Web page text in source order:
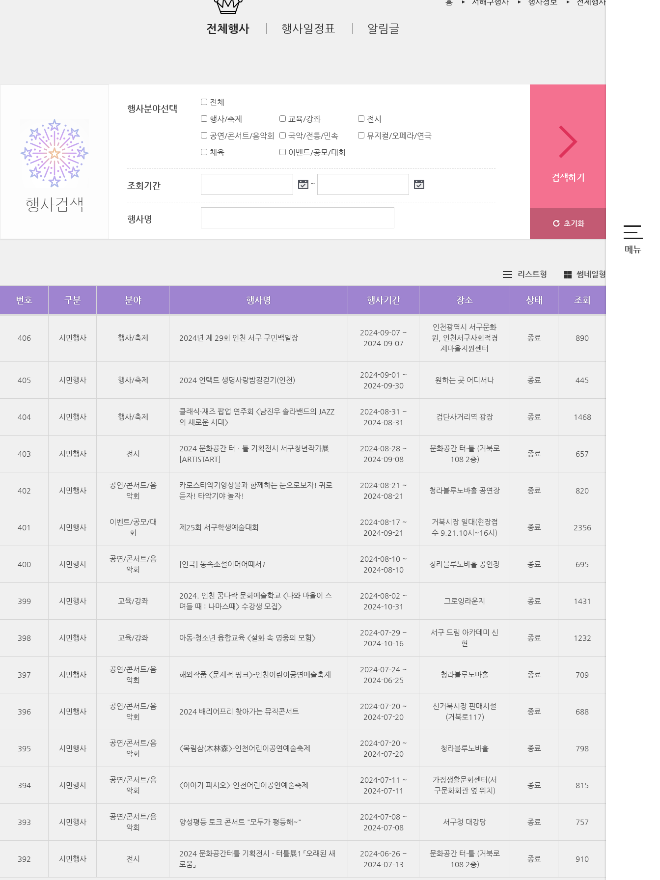
메뉴
전체행사 행사일정표 알림글
행사검색
행사분야선택
전체
행사/축제
교육/강좌
전시
공연/콘서트/음악회
국악/전통/민속
뮤지컬/오페라/연극
체육
이벤트/공모/대회
조회기간 ~
행사명 초기화
리스트형 썸네일형
번호 구분 분야 행사명 행사기간 장소 상태 조회
406 시민행사 행사/축제 2024년 제 29회 인천 서구 구민백일장
2024-09-07 ~
2024-09-07
인천광역시 서구문화
원, 인천서구사회적경
제마을지원센터
종료 890
405 시민행사 행사/축제 2024 언택트 생명사랑밤길걷기(인천)
2024-09-01 ~
2024-09-30
원하는 곳 어디서나 종료 445
404 시민행사 행사/축제
클래식·재즈 팝업 연주회 <남진우 솔라밴드의 JAZZ
의 새로운 시대>
2024-08-31 ~
2024-08-31
검단사거리역 광장 종료 1468
403 시민행사 전시
2024 문화공간 터ㆍ틀 기획전시 서구청년작가展
[ARTISTART]
2024-08-28 ~
2024-09-08
문화공간 터·틀 (거북로
108 2층)
종료 657
402 시민행사
공연/콘서트/음
악회
카로스타악기앙상블과 함께하는 눈으로보자! 귀로
듣자! 타악기야 놀자!
2024-08-21 ~
2024-08-21
청라블루노바홀 공연장 종료 820
401 시민행사
이벤트/공모/대
회
제25회 서구학생예술대회
2024-08-17 ~
2024-09-21
거북시장 일대(현장접
수 9.21.10시~16시)
종료 2356
400 시민행사
공연/콘서트/음
악회
[연극] 통속소설이머어때서?
2024-08-10 ~
2024-08-10
청라블루노바홀 공연장 종료 695
399 시민행사 교육/강좌
2024. 인천 꿈다락 문화예술학교 <나와 마을이 스
며들 때 : 나마스때> 수강생 모집>
2024-08-02 ~
2024-10-31
그로잉라운지 종료 1431
398 시민행사 교육/강좌 아동·청소년 융합교육 <설화 속 영웅의 모험>
2024-07-29 ~
2024-10-16
서구 드림 아카데미 신
현
종료 1232
397 시민행사
공연/콘서트/음
악회
해외작품 <문제적 핑크>-인천어린이공연예술축제
2024-07-24 ~
2024-06-25
청라블루노바홀 종료 709
396 시민행사
공연/콘서트/음
악회
2024 배리어프리 찾아가는 뮤직콘서트
2024-07-20 ~
2024-07-20
신거북시장 판매시설
(거북로117)
종료 688
395 시민행사
공연/콘서트/음
악회
<목림삼(木林森>-인천어린이공연예술축제
2024-07-20 ~
2024-07-20
청라블루노바홀 종료 798
394 시민행사
공연/콘서트/음
악회
<이야기 파시오>-인천어린이공연예술축제
2024-07-11 ~
2024-07-11
가정생활문화센터(서
구문화회관 옆 위치)
종료 815
393 시민행사
공연/콘서트/음
악회
양성평등 토크 콘서트 "모두가 평등해~"
2024-07-08 ~
2024-07-08
서구청 대강당 종료 757
392 시민행사 전시
2024 문화공간터틀 기획전시 - 터틀展1 「오래된 새
로움」
2024-06-26 ~
2024-07-13
문화공간 터·틀 (거북로
108 2층)
종료 910